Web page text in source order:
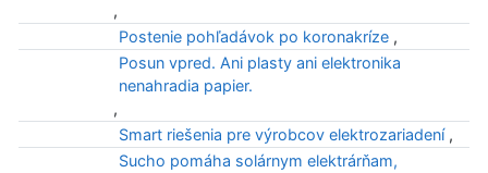
,
Postenie pohľadávok po koronakríze ,
Posun vpred. Ani plasty ani elektronika
nenahradia papier.
,
Smart riešenia pre výrobcov elektrozariadení ,
Sucho pomáha solárnym elektrárňam,